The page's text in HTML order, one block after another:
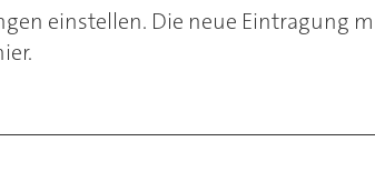
einstellen. Die neue Eintragung